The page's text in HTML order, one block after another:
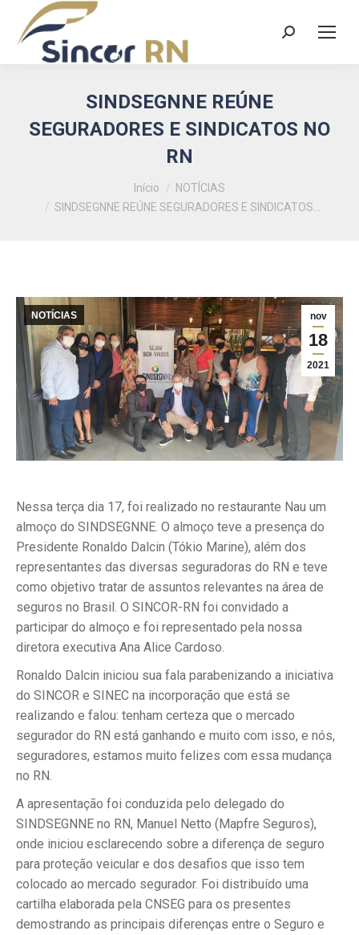
Search:
SINDSEGNNE REÚNE
SEGURADORES E SINDICATOS NO
RN
Início
NOTÍCIAS
SINDSEGNNE REÚNE SEGURADORES E SINDICATOS…
nov
18
2021
NOTÍCIAS
Nessa terça dia 17, foi realizado no restaurante Nau um
almoço do SINDSEGNNE. O almoço teve a presença do
Presidente Ronaldo Dalcin (Tókio Marine), além dos
representantes das diversas seguradoras do RN e teve
como objetivo tratar de assuntos relevantes na área de
seguros no Brasil. O SINCOR-RN foi convidado a
participar do almoço e foi representado pela nossa
diretora executiva Ana Alice Cardoso.
Ronaldo Dalcin iniciou sua fala parabenizando a iniciativa
do SINCOR e SINEC na incorporação que está se
realizando e falou: tenham certeza que o mercado
segurador do RN está ganhando e muito com isso, e nós,
seguradores, estamos muito felizes com essa mudança
no RN.
A apresentação foi conduzida pelo delegado do
SINDSEGNNE no RN, Manuel Netto (Mapfre Seguros),
onde iniciou esclarecendo sobre a diferença de seguro
para proteção veicular e dos desafios que isso tem
colocado ao mercado segurador. Foi distribuído uma
cartilha elaborada pela CNSEG para os presentes
demostrando as principais diferenças entre o Seguro e